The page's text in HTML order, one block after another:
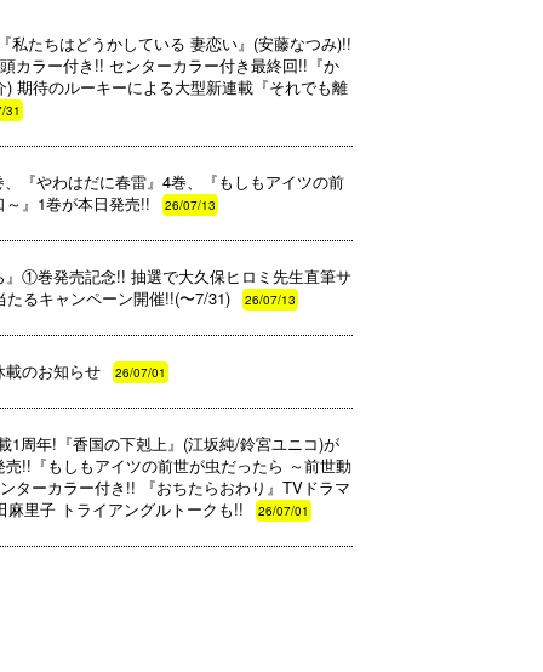
私たちはどうかしている 妻恋い』(安藤なつみ)!!
カラー付き!! センターカラー付き最終回!!『か
期待のルーキーによる大型新連載『それでも離
31
『やわはだに春雷』4巻、『もしもアイツの前
』1巻が本日発売!!
26/07/13
①巻発売記念!! 抽選で大久保ヒロミ先生直筆サ
るキャンペーン開催!!(〜7/31)
26/07/13
載のお知らせ 26/07/01
1周年!『香国の下剋上』(江坂純/鈴宮ユニコ)が
!!『もしもアイツの前世が虫だったら ～前世動
ターカラー付き!! 『おちたらおわり』TVドラマ
里子 トライアングルトークも!!
26/07/01